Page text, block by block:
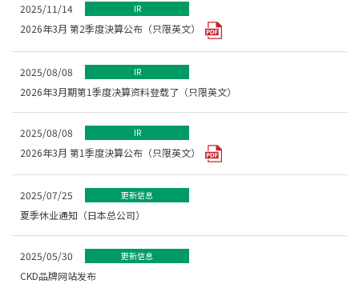
2025/11/14 IR
2026年3月 第2季度決算公布（只限英文）
2025/08/08 IR
2026年3月期第1季度决算资料登载了（只限英文）
2025/08/08 IR
2026年3月 第1季度決算公布（只限英文）
2025/07/25 更新信息
夏季休业通知（日本总公司）
2025/05/30 更新信息
CKD品牌网站发布